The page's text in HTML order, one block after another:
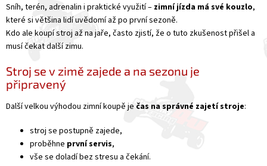
Sníh, terén, adrenalin i praktické využití – zimní jízda má své kouzlo,
které si většina lidí uvědomí až po první sezoně.
Kdo ale koupí stroj až na jaře, často zjistí, že o tuto zkušenost přišel a
musí čekat další zimu.
Stroj se v zimě zajede a na sezonu je
připravený
Další velkou výhodou zimní koupě je čas na správné zajetí stroje:
stroj se postupně zajede,
proběhne první servis,
vše se doladí bez stresu a čekání.